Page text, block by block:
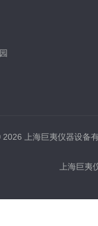
2026 上海巨夷仪器设
上海巨